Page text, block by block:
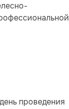
проведения